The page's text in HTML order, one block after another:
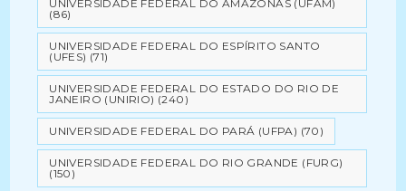
UNIVERSIDADE FEDERAL DO AMAZONAS (UFAM)
(86)
UNIVERSIDADE FEDERAL DO ESPÍRITO SANTO
(UFES) (71)
UNIVERSIDADE FEDERAL DO ESTADO DO RIO DE
JANEIRO (UNIRIO) (240)
UNIVERSIDADE FEDERAL DO PARÁ (UFPA) (70)
UNIVERSIDADE FEDERAL DO RIO GRANDE (FURG)
(150)